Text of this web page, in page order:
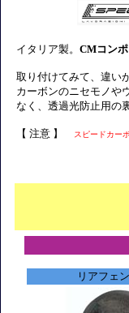
イタリア製。 CMコン
取り付けてみて、違い
カーボンのニセモノや
なく、透過光防止用の
【 注意 】 スピードカー
リアフェ